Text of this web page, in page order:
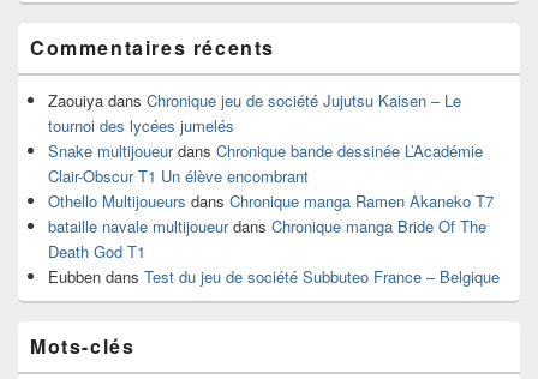
Commentaires récents
Zaouiya dans Chronique jeu de société Jujutsu Kaisen – Le
tournoi des lycées jumelés
Snake multijoueurdans Chronique bande dessinée L’Académie
Clair-Obscur T1 Un élève encombrant
Othello Multijoueurs dans Chronique manga Ramen Akaneko T7
bataille navale multijoueurdans Chronique manga Bride Of The
Death God T1
Eubben dans Test du jeu de société Subbuteo France – Belgique
Mots-clés